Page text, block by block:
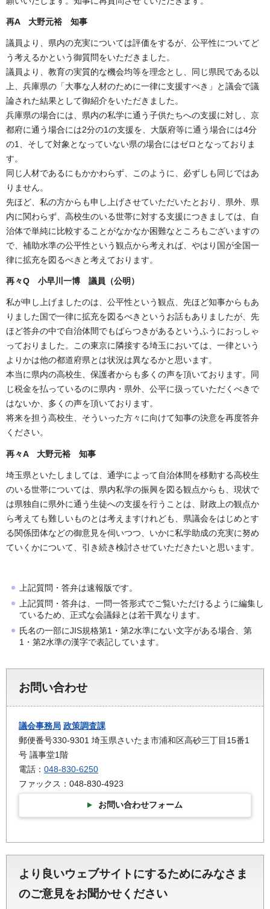
再A 大野元裕 知事
議員より、県内の充実については評価をするが、公平性についてど
う考えるかという御質問をいただきました。
議員より、教育の実質的な機会均等を理念とし、同じ県民である以
上、兵庫県の「大事な人材のために一律に支援すべき」と議会で議
論された結果として御紹介をいただきました。
兵庫県の場合には、県内の私学に通う子供たちへの支援に対し、京
都府に通う場合には2分の1の支援を、大阪府等に通う場合には4分
の1、そして対象となっていない県の場合にはゼロとなっておりま
す。
同じ人材であるにもかかわらず、このように、必ずしも同じではあ
りません。
先ほど、私の方からも申し上げさせていただいたとおり、県外、県
内に関わらず、高校生のいる世帯に対する支援につきましては、自
治体で単純に比較することがなかなか困難なところもございますの
で、補助水準の公平性という観点から考えれば、やはり国が全国一
律に拡充を図るべきと考えております。
再々Q 小早川一博 議員（公明）
私が申し上げましたのは、公平性という観点、先ほど知事からもあ
りました国で一律に拡充を図るべきというお話もありましたが、先
ほど答弁の中で自治体間でもばらつきがあるというふうにおっしゃ
っておりました。この東京に隣接する埼玉においては、一律という
よりかは他の都道府県とは状況は異なるかと思います。
本当に県内の高校生、保護者からも多くの声を頂いております。同
じ税金を払っているのに県内・県外、公平に扱っていただくべきで
はないか、多くの声を頂いております。
将来を担う高校生、そういった方々に向けて知事の決意を再度答弁
ください。
再々A 大野元裕 知事
埼玉県といたしましては、通学によって自治体間を移動する高校生
のいる世帯については、県内私学の振興を図る観点からも、現状で
は県独自に県外に通う生徒への支援を行うことは、財政上の観点か
ら考えても難しいものとは考えますけれども、県議会をはじめとす
る関係団体などの御意見を伺いつつ、いかに私学助成の充実に努め
ていくかについて、引き続き検討させていただきたいと思います。
上記質問・答弁は速報版です。
上記質問・答弁は、一問一答形式でご覧いただけるように編集し
ているため、正式な会議録とは若干異なります。
氏名の一部にJIS規格第1・第2水準にない文字がある場合、第
1・第2水準の漢字で表記しています。
お問い合わせ
議会事務局 政策調査課
郵便番号330-9301 埼玉県さいたま市浦和区高砂三丁目15番1
号 議事堂1階
電話： 048-830-6250
ファックス：048-830-4923
お問い合わせフォーム
より良いウェブサイトにするためにみなさま
のご意見をお聞かせください